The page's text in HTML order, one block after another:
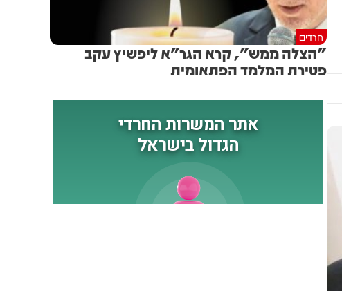
חרדים
"הצלה ממש", קרא הגר"א ליפשיץ עקב
פטירת המלמד הפתאומית